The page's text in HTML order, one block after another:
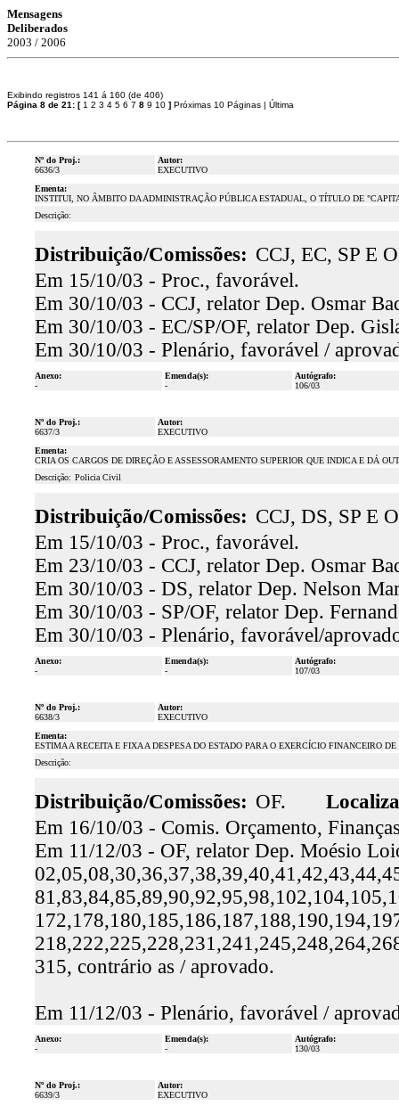
Mensagens
Deliberados
2003 / 2006
Exibindo registros 141 á 160 (de 406)
Página 8 de 21: [ 1 2 3 4 5 6 7 8 9 10 ] Próximas 10 Páginas | Última
Nº do Proj.:
6636/3
Autor:
EXECUTIVO
Ementa:
INSTITUI, NO ÂMBITO DA ADMINISTRAÇÃO PÚBLICA ESTADUAL, O TÍTULO DE
Descrição:
Distribuição/Comissões: CCJ, EC, SP E
Em 15/10/03 - Proc., favorável.
Em 30/10/03 - CCJ, relator Dep. Osmar
Em 30/10/03 - EC/SP/OF, relator Dep.
Em 30/10/03 - Plenário, favorável /
Anexo:
-
Emenda(s):
-
Autógrafo:
106/03
Nº do Proj.:
6637/3
Autor:
EXECUTIVO
Ementa:
CRIA OS CARGOS DE DIREÇÃO E ASSESSORAMENTO SUPERIOR QUE INDICA E DÁ
Descrição: Policia Civil
Distribuição/Comissões: CCJ, DS, SP E
Em 15/10/03 - Proc., favorável.
Em 23/10/03 - CCJ, relator Dep. Osmar
Em 30/10/03 - DS, relator Dep. Nelson
Em 30/10/03 - SP/OF, relator Dep.
Em 30/10/03 - Plenário, favorável/
Anexo:
-
Emenda(s):
-
Autógrafo:
107/03
Nº do Proj.:
6638/3
Autor:
EXECUTIVO
Ementa:
ESTIMA A RECEITA E FIXA A DESPESA DO ESTADO PARA O EXERCÍCIO FINANCEIRO DE
Descrição:
Distribuição/Comissões: OF.
Em 16/10/03 - Comis. Orçamento,
Em 11/12/03 - OF, relator Dep. Moésio
315, contrário as / aprovado.
Em 11/12/03 - Plenário, favorável /
Anexo:
-
Emenda(s):
-
Autógrafo:
130/03
Nº do Proj.:
6639/3
Autor:
EXECUTIVO